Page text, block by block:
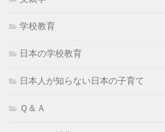
学校教育
日本の学校教育
日本人が知らない日本の子育て
Ｑ＆Ａ